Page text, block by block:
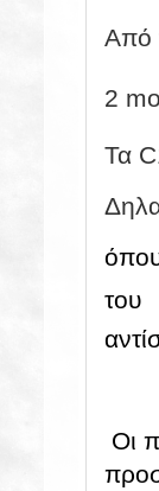
Από
2
Τα
του
Οι